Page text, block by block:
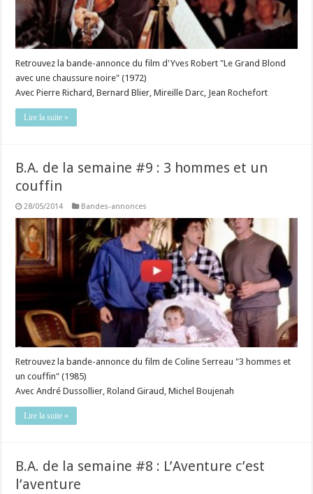
Retrouvez la bande-annonce du film d'Yves Robert "Le Grand Blond
avec une chaussure noire" (1972)
Avec Pierre Richard, Bernard Blier, Mireille Darc, Jean Rochefort
Lire la suite »
B.A. de la semaine #9 : 3 hommes et un
couffin
28/05/2014 Bandes-annonces
Retrouvez la bande-annonce du film de Coline Serreau "3 hommes et
un couffin" (1985)
Avec André Dussollier, Roland Giraud, Michel Boujenah
Lire la suite »
B.A. de la semaine #8 : L’Aventure c’est
l’aventure